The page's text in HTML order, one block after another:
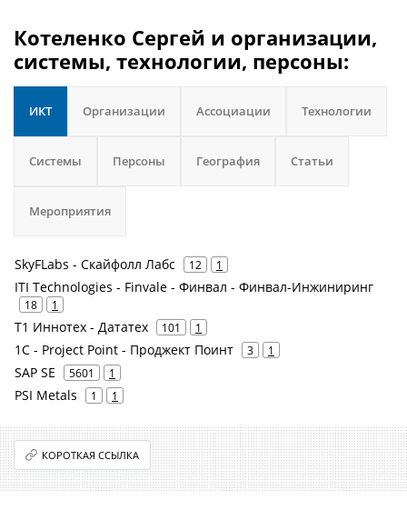
Котеленко Сергей и организации,
системы, технологии, персоны:
ИКТ Организации Ассоциации Технологии
Системы Персоны География Статьи
Мероприятия
SkyFLabs - Скайфолл Лабс 12 1
ITI Technologies - Finvale - Финвал - Финвал-Инжиниринг
18 1
Т1 Иннотех - Дататех 101 1
1С - Project Point - Проджект Поинт 3 1
SAP SE 5601 1
PSI Metals 1 1
КОРОТКАЯ ССЫЛКА